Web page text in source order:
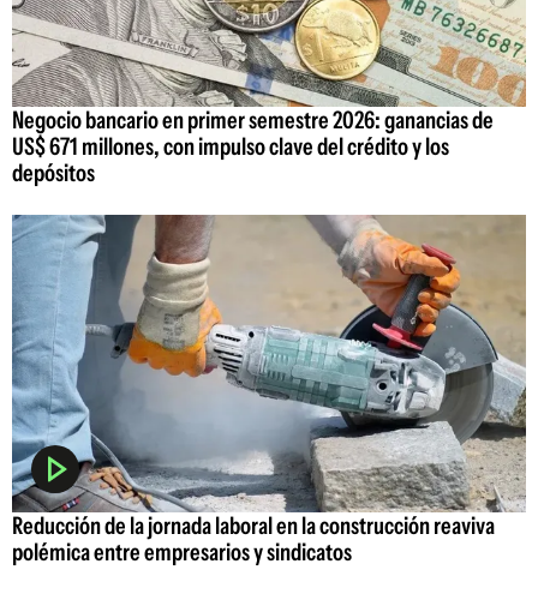
Negocio bancario en primer semestre 2026: ganancias de
US$ 671 millones, con impulso clave del crédito y los
depósitos
Reducción de la jornada laboral en la construcción reaviva
polémica entre empresarios y sindicatos